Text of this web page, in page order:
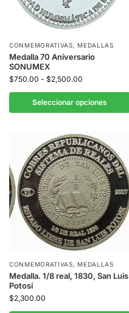
CONMEMORATIVAS,MEDALLAS
Medalla 70 Aniversario
SONUMEX
$750.00 - $2,500.00
Seleccionar opciones
CONMEMORATIVAS,MEDALLAS
Medalla. 1/8 real, 1830, San Luis
Potosí
$2,300.00